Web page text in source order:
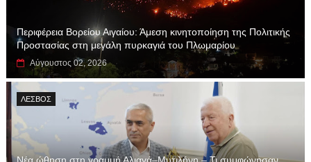
Περιφέρεια Βορείου Αιγαίου: Άμεση κινητοποίηση της Πολιτικής
Προστασίας στη μεγάλη πυρκαγιά του Πλωμαρίου
Αύγουστος 02, 2026
ΛΕΣΒΟΣ
Νέα ώθηση στη γραμμή Αλιαγά–Μυτιλήνη – Τι συμφώνησαν